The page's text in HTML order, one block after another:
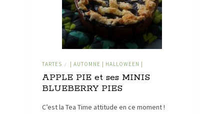
TARTES / | AUTOMNE | HALLOWEEN |
APPLE PIE et ses MINIS
BLUEBERRY PIES
C’est la Tea Time attitude en ce moment !